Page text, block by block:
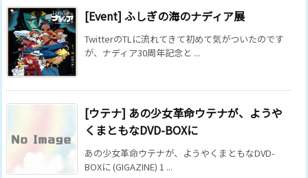
[Event] ふしぎの海のナディア展
TwitterのTLに流れてきて初めて気がついたのです
が、ナディア30周年記念と ...
[ウテナ] あの少女革命ウテナが、ようや
くまともなDVD-BOXに
あの少女革命ウテナが、ようやくまともなDVD-
BOXに (GIGAZINE) 1 ...